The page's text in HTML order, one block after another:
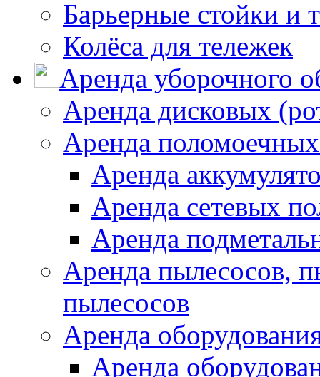
Барьерные стойки и
Колёса для тележек
Аренда уборочного
Аренда дисковых
Аренда
Аренда
Аренда сетевых
Аренда
Аренда пылесосов,
пылесосов
Аренда
Аренда